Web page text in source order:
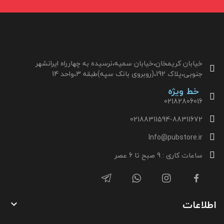
خیابان کریمخان،خیابان سمیه،نرسیده به چهارراه ایرانشهر
جنوبی،پلاک 192،(روبروی بانک سپه)طبقه 3،واحد 14
خط ویژه
02182806016
02188311594-88311672
Info@pubstore.ir
ساعات کاری : 9 صبح تا 6 عصر
اطلاعات 